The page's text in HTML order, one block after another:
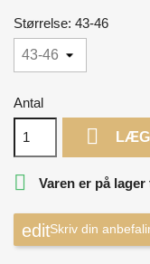
Størrelse: 43-46
Antal

 Varen er på
Skriv din